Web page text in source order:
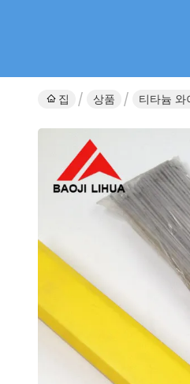
집 상품 티타늄 와